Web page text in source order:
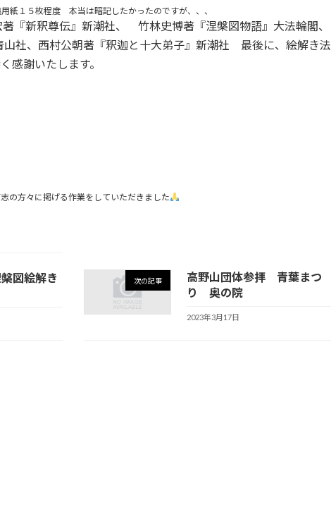
紙１５枚程度 本当は暗記したかったのですが、、、
『新釈尊伝』新潮社、 竹林史博著『涅槃図物語』大法輪閣、
山社、西村公朝著『釈迦と十大弟子』新潮社 最後に、絵解き法
感謝いたします。
の方々に掲げる作業をしていただきました
図絵解き
次の記事
高野山団体参拝 青葉まつ
り 奥の院
2023年3月17日